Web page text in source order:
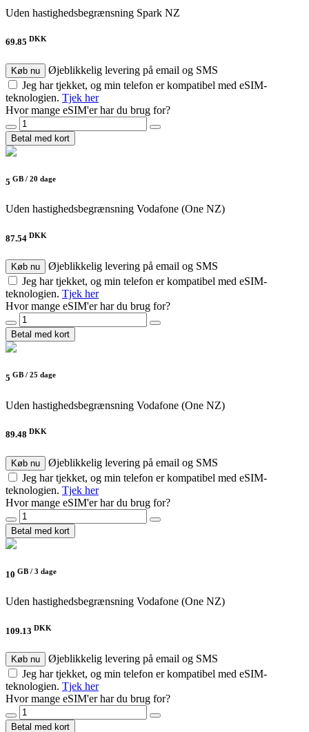
Uden hastighedsbegrænsning Spark NZ
69.85 DKK
Køb nu
Øjeblikkelig levering på email og SMS
Jeg har tjekket, og min telefon er kompatibel med eSIM-
teknologien. Tjek her
Hvor mange eSIM'er har du brug for?
Betal med kort
5 GB / 20 dage
Uden hastighedsbegrænsning Vodafone (One NZ)
87.54 DKK
Køb nu
Øjeblikkelig levering på email og SMS
Jeg har tjekket, og min telefon er kompatibel med eSIM-
teknologien. Tjek her
Hvor mange eSIM'er har du brug for?
Betal med kort
5 GB / 25 dage
Uden hastighedsbegrænsning Vodafone (One NZ)
89.48 DKK
Køb nu
Øjeblikkelig levering på email og SMS
Jeg har tjekket, og min telefon er kompatibel med eSIM-
teknologien. Tjek her
Hvor mange eSIM'er har du brug for?
Betal med kort
10 GB / 3 dage
Uden hastighedsbegrænsning Vodafone (One NZ)
109.13 DKK
Køb nu
Øjeblikkelig levering på email og SMS
Jeg har tjekket, og min telefon er kompatibel med eSIM-
teknologien. Tjek her
Hvor mange eSIM'er har du brug for?
Betal med kort